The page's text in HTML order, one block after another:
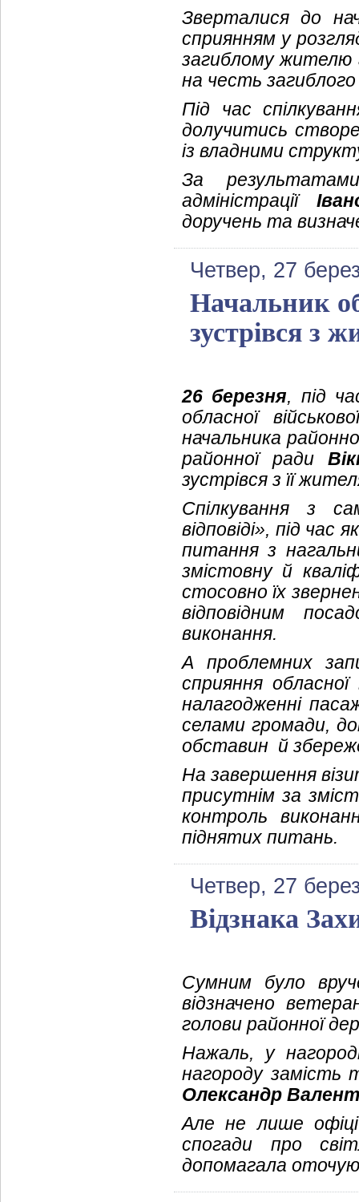
Зверталися до
сприянням у
загиблому жителю
на честь
Під час
долучитись
із владними
За результатами
адміністрації
доручень та
Четвер, 27
Начальник
зустрівся з
26 березня, під
обласної
начальника
районної ради
зустрівся з її
Спілкування з
відповіді», під час
питання з
змістовну й
стосовно їх
відповідним
виконання.
А проблемних
сприяння
налагодженні
селами громади,
обставин й
На завершення
присутнім за
контроль
піднятих питань.
Четвер, 27
Відзнака
Сумним було
відзначено
голови районної
Нажаль, у
нагороду замість
Олександр
Але не лише
спогади про
допомагала